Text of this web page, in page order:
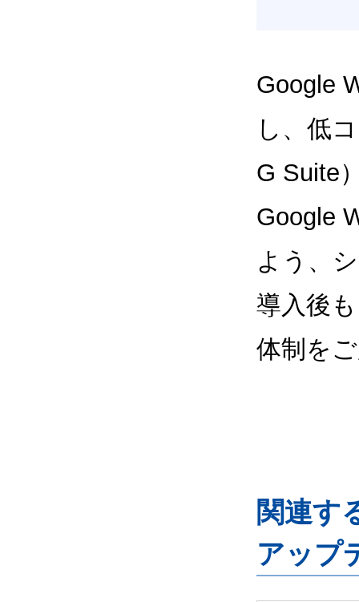
Google
し、低
G Suite
Google
よう、
導入後
体制を
関連す
アップ